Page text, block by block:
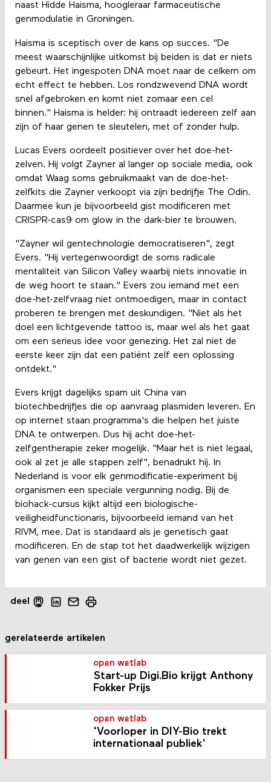
naast Hidde Haisma, hoogleraar farmaceutische
genmodulatie in Groningen.
Haisma is sceptisch over de kans op succes. "De
meest waarschijnlijke uitkomst bij beiden is dat er niets
gebeurt. Het ingespoten DNA moet naar de celkern om
echt effect te hebben. Los rondzwevend DNA wordt
snel afgebroken en komt niet zomaar een cel
binnen." Haisma is helder: hij ontraadt iedereen zelf aan
zijn of haar genen te sleutelen, met of zonder hulp.
Lucas Evers oordeelt positiever over het doe-het-
zelven. Hij volgt Zayner al langer op sociale media, ook
omdat Waag soms gebruikmaakt van de doe-het-
zelfkits die Zayner verkoopt via zijn bedrijfje The Odin.
Daarmee kun je bijvoorbeeld gist modificeren met
CRISPR-cas9 om glow in the dark-bier te brouwen.
"Zayner wil gentechnologie democratiseren", zegt
Evers. "Hij vertegenwoordigt de soms radicale
mentaliteit van Silicon Valley waarbij niets innovatie in
de weg hoort te staan." Evers zou iemand met een
doe-het-zelfvraag niet ontmoedigen, maar in contact
proberen te brengen met deskundigen. "Niet als het
doel een lichtgevende tattoo is, maar wel als het gaat
om een serieus idee voor genezing. Het zal niet de
eerste keer zijn dat een patiënt zelf een oplossing
ontdekt."
Evers krijgt dagelijks spam uit China van
biotechbedrijfjes die op aanvraag plasmiden leveren. En
op internet staan programma's die helpen het juiste
DNA te ontwerpen. Dus hij acht doe-het-
zelfgentherapie zeker mogelijk. "Maar het is niet legaal,
ook al zet je alle stappen zelf", benadrukt hij. In
Nederland is voor elk genmodificatie-experiment bij
organismen een speciale vergunning nodig. Bij de
biohack-cursus kijkt altijd een biologische-
veiligheidfunctionaris, bijvoorbeeld iemand van het
RIVM, mee. Dat is standaard als je genetisch gaat
modificeren. En de stap tot het daadwerkelijk wijzigen
van genen van een gist of bacterie wordt niet gezet.
deel
gerelateerde artikelen
open wetlab
Start-up Digi.Bio krijgt Anthony
Fokker Prijs
open wetlab
'Voorloper in DIY-Bio trekt
internationaal publiek'